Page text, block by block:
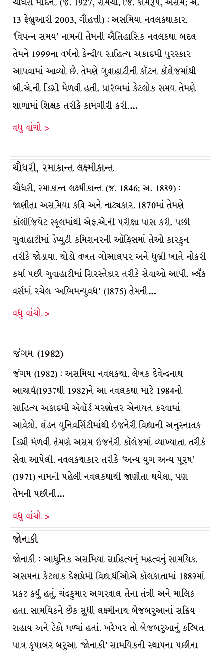
ચૌધરી મેદિની (જ. 1927, રામચા, જિ. કામરૂપ, અસમ; અ.
13 ફેબ્રુઆરી 2003, ગૌહત્તી) : અસમિયા નવલકથાકાર.
‘વિપન્ન સમય’ નામની તેમની ઐતિહાસિક નવલકથા બદલ
તેમને 1999ના વર્ષનો કેન્દ્રીય સાહિત્ય અકાદમી પુરસ્કાર
આપવામાં આવ્યો છે. તેમણે ગુવાહાટીની કૉટન કૉલેજમાંથી
બી.એ.ની ડિગ્રી મેળવી હતી. પ્રારંભમાં કેટલોક સમય તેમણે
શાળામાં શિક્ષક તરીકે કામગીરી કરી.…
વધુ વાંચો >
ચૌધરી, રમાકાન્ત લક્ષ્મીકાન્ત
ચૌધરી, રમાકાન્ત લક્ષ્મીકાન્ત (જ. 1846; અ. 1889) :
જાણીતા અસમિયા કવિ અને નાટ્યકાર. 1870માં તેમણે
કૉલીજિયેટ સ્કૂલમાંથી એફ.એ.ની પરીક્ષા પાસ કરી. પછી
ગુવાહાટીમાં ડેપ્યુટી કમિશનરની ઑફિસમાં તેઓ કારકુન
તરીકે જોડાયા. થોડો વખત ગોઆલપર અને ધુબ્રી ખાતે નોકરી
કર્યા પછી ગુવાહાટીમાં શિરસ્તેદાર તરીકે સેવાઓ આપી. બ્લૅંક
વર્સમાં રચેલ ‘અભિમન્યુવધ’ (1875) તેમની…
વધુ વાંચો >
જંગમ (1982)
જંગમ (1982) : અસમિયા નવલકથા. લેખક દેવેન્દ્રનાથ
આચાર્ય(1937થી 1982)ને આ નવલકથા માટે 1984નો
સાહિત્ય અકાદમી ઍવૉર્ડ મરણોત્તર એનાયત કરવામાં
આવેલો. લંડન યુનિવર્સિટીમાંથી ઇજનેરી વિદ્યાની અનુસ્નાતક
ડિગ્રી મેળવી તેમણે અસમ ઇજનેરી કૉલેજમાં વ્યાખ્યાતા તરીકે
સેવા આપેલી. નવલકથાકાર તરીકે ‘અન્ય યુગ અન્ય પુરુષ’
(1971) નામની પહેલી નવલકથાથી જાણીતા થયેલા, પણ
તેમની પછીની…
વધુ વાંચો >
જોનાકી
જોનાકી : આધુનિક અસમિયા સાહિત્યનું મહત્વનું સામયિક.
અસમના કેટલાક દેશપ્રેમી વિદ્યાર્થીઓએ કૉલકાતામાં 1889માં
પ્રકટ કર્યું હતું. ચંદ્રકુમાર અગરવાલ તેના તંત્રી અને માલિક
હતા. સામયિકને છેક સુધી લક્ષ્મીનાથ બેજબરુઆનાં સક્રિય
સહાય અને ટેકો મળ્યાં હતાં. ખરેખર તો બેજબરુઆનું કલ્પિત
પાત્ર કૃપાબર બરુઆ ‘જોનાકી’ સામયિકની સ્થાપના પછીના